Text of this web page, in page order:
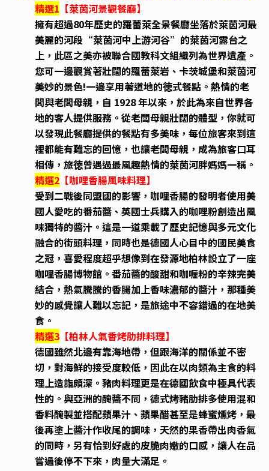
精選1 【萊茵河景觀餐廳】
擁有超過80年歷史的羅蕾萊全景餐廳坐落於萊茵河最
美麗的河段“萊茵河中上游河谷”的萊茵河露台之
上，此區之美亦被聯合國教科文組織列為世界遺產。
您可一邊觀賞著壯闊的羅蕾萊岩、卡茨城堡和萊茵河
美妙的景色!一邊享用著道地的徳式餐點。熱情的老
闆與老闆母親，自 1928 年以來，於此為來自世界各
地的客人提供服務。從老闆母親壯闊的體型，你就可
以發現此餐廳提供的餐點有多美味，每位旅客來到這
裡都能有難忘的回憶，也讓老闆母親，成為旅客口耳
相傳，旅徳曾遇過最風趣熱情的萊茵河胖媽媽一稱。
精選2【咖哩香腸風味料理】
受到二戰後同盟國的影響，咖哩香腸的發明者使用美
國人愛吃的番茄醬、英國士兵購入的咖哩粉創造出風
味獨特的醬汁。這是一道乘載了歷史記憶與多元文化
融合的街頭料理，同時也是德國人心目中的國民美食
之冠，喜愛程度超乎想像到在發源地柏林設立了一座
咖哩香腸博物館。番茄醬的酸甜和咖喱粉的辛辣完美
結合，熱氣騰騰的香腸加上香味濃郁的醬汁，那種美
妙的感覺讓人難以忘記，是旅途中不容錯過的在地美
食。
精選3【柏林人氣香烤肋排料理】
德國雖然北邊有靠海地帶，但跟海洋的關係並不密
切，對海鮮的接受度較低，因此在以肉類為主食的料
理上造詣頗深。豬肉料理更是在德國飲食中極具代表
性的。與亞洲的醃醬不同，德式烤豬肋排多使用混和
香料醃製並搭配蘋果汁、蘋果醋甚至是蜂蜜燻烤，最
後再塗上醬汁作收尾的調味，天然的果香帶出肉香氣
的同時，另有恰到好處的皮脆肉嫩的口感，讓人在品
嘗過後停不下來，肉量大滿足。